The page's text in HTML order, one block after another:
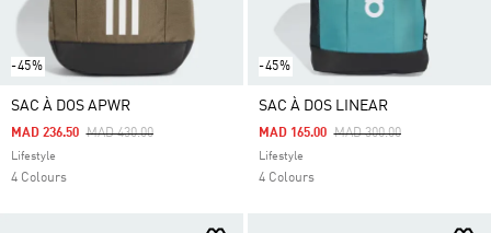
-45%
SAC À DOS APWR
Price Reduced From
MAD 430.00To
MAD 236.50
Lifestyle
4 Colours
-45%
SAC À DOS LINEAR
Price Reduced From
MAD 300.00To
MAD 165.00
Lifestyle
4 Colours